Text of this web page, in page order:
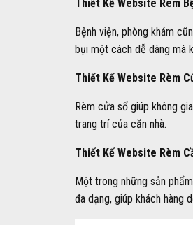
Thiết Kế Website Rèm
Bệnh viện, phòng khám
bụi một cách dễ dàng mà
Thiết Kế Website Rèm
Rèm cửa sổ giúp không
trang trí của căn nhà.
Thiết Kế Website Rèm
Một trong những sản
đa dạng, giúp khách hàng